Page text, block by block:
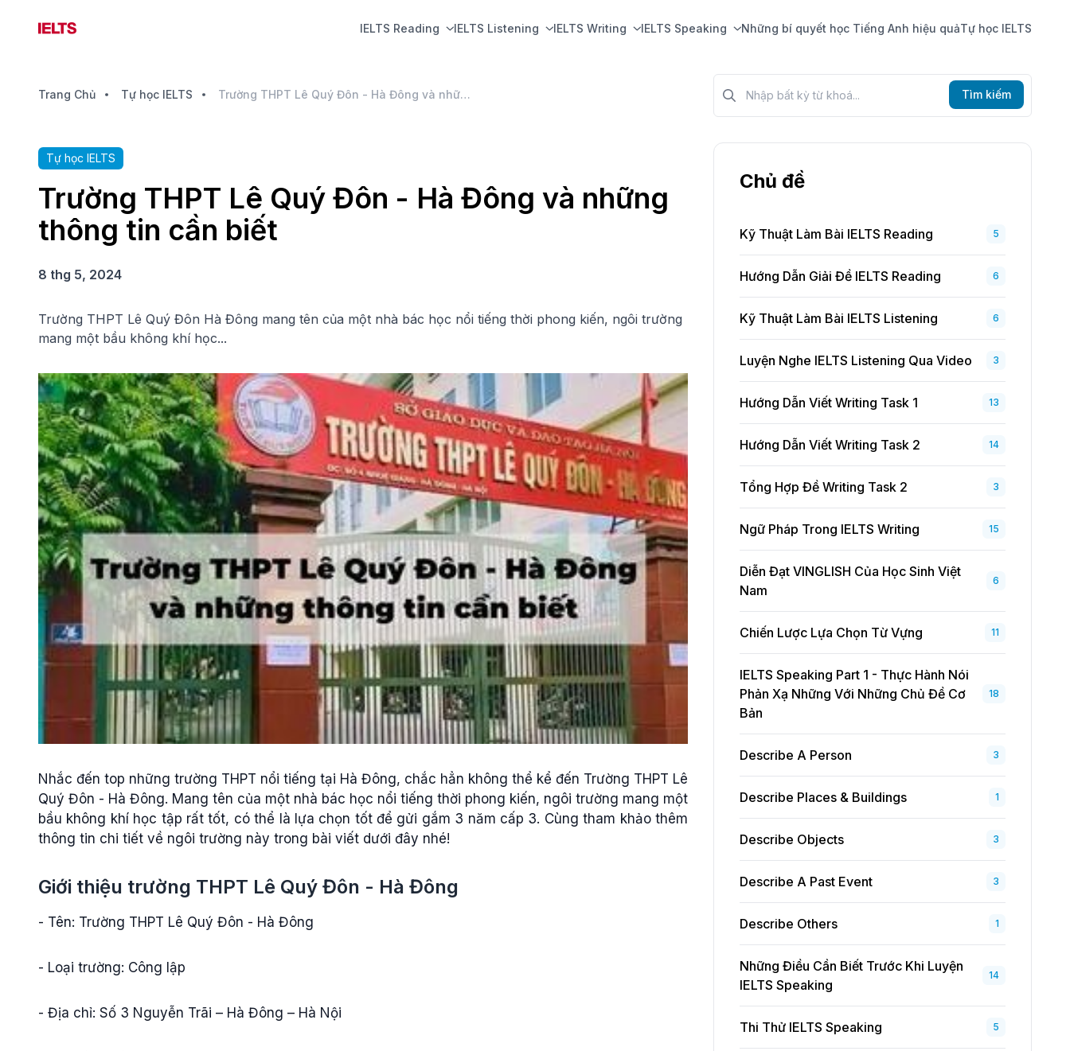
IELTS Reading IELTS Listening IELTS Writing IELTS Speaking Những bí quyết học Tiếng Anh hiệu quảTự học IELTS
Trang Chủ Tự học IELTS Trường THPT Lê Quý Đôn - Hà Đông và những thông tin cần biết
Tự học IELTS
Trường THPT Lê Quý Đôn - Hà Đông và những
thông tin cần biết
8 thg 5, 2024
Trường THPT Lê Quý Đôn Hà Đông mang tên của một nhà bác học nổi tiếng thời phong kiến, ngôi trường
mang một bầu không khí học...
Nhắc đến top những trường THPT nổi tiếng tại Hà Đông, chắc hẳn không thể kể đến Trường THPT Lê
Quý Đôn - Hà Đông. Mang tên của một nhà bác học nổi tiếng thời phong kiến, ngôi trường mang một
bầu không khí học tập rất tốt, có thể là lựa chọn tốt để gửi gắm 3 năm cấp 3. Cùng tham khảo thêm
thông tin chi tiết về ngôi trường này trong bài viết dưới đây nhé!
Giới thiệu trường THPT Lê Quý Đôn - Hà Đông
- Tên: Trường THPT Lê Quý Đôn - Hà Đông
- Loại trường: Công lập
- Địa chỉ: Số 3 Nguyễn Trãi – Hà Đông – Hà Nội
Tìm kiếm?>
Tìm kiếm
Chủ đề
Kỹ Thuật Làm Bài IELTS Reading 5
Hướng Dẫn Giải Đề IELTS Reading 6
Kỹ Thuật Làm Bài IELTS Listening 6
Luyện Nghe IELTS Listening Qua Video 3
Hướng Dẫn Viết Writing Task 1 13
Hướng Dẫn Viết Writing Task 2 14
Tổng Hợp Đề Writing Task 2 3
Ngữ Pháp Trong IELTS Writing 15
Diễn Đạt VINGLISH Của Học Sinh Việt
Nam
6
Chiến Lược Lựa Chọn Từ Vựng 11
IELTS Speaking Part 1 - Thực Hành Nói
Phản Xạ Những Với Những Chủ Đề Cơ
Bản
18
Describe A Person 3
Describe Places & Buildings 1
Describe Objects 3
Describe A Past Event 3
Describe Others 1
Những Điều Cần Biết Trước Khi Luyện
IELTS Speaking
14
Thi Thử IELTS Speaking 5